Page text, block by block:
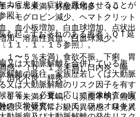
力症患者：症状を悪化させることが
照〕。
起こすおそれのある患者：ＱＴ延
１１．１．１５参照〕。
は大動脈解離を合併している患
解離の既往、家族歴若しくは大動脈
又は大動脈解離のリスク因子を有す
群等）：必要に応じて画像検査の実
の疫学研究において、フルオロキノ
〜５％未満）好酸球増多、（０．
ヘモグロビン減少、ヘマトクリット
、血小板増加、白血球増加、点状出
加、溶血性貧血、白血球減少。
１〜５％未満）食欲不振、下痢、胃
感、（０．１％未満）口内炎、嘔
消化不良、膵炎。
１％未満）耳鳴、（頻度不明）無嗅
聴、視覚異常、眼内異物感、味覚異